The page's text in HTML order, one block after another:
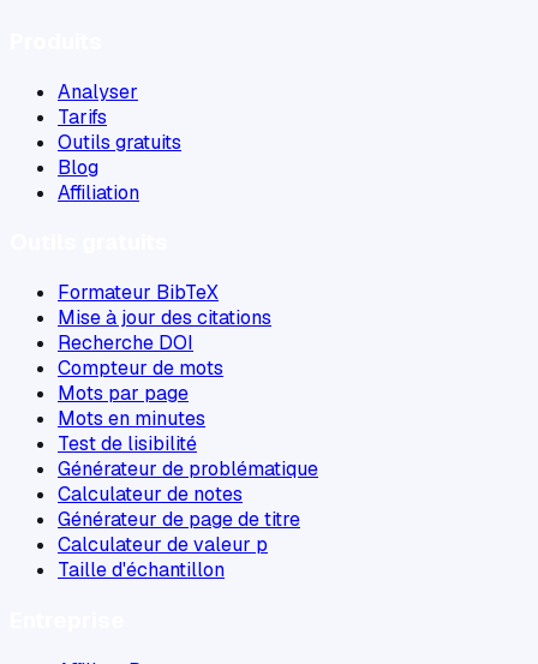
Analyser
Tarifs
Outils gratuits
Blog
Affiliation
Formateur BibTeX
Mise à jour des citations
Recherche DOI
Compteur de mots
Mots par page
Mots en minutes
Test de lisibilité
Générateur de problématique
Calculateur de notes
Générateur de page de titre
Calculateur de valeur p
Taille d'échantillon